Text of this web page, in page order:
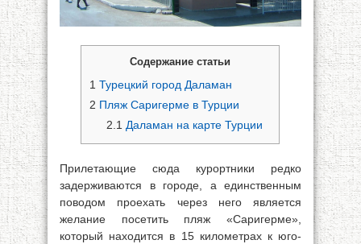
Содержание статьи
1 Турецкий город Даламан
2 Пляж Саригерме в Турции
2.1 Даламан на карте Турции
Прилетающие сюда курортники редко
задерживаются в городе, а единственным
поводом проехать через него является
желание посетить пляж «Саригерме»,
который находится в 15 километрах к юго-